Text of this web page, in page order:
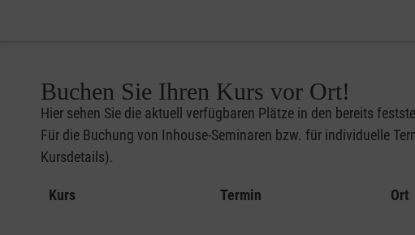
Buchen Sie Ihren Kurs vor Ort!
Hier sehen Sie die aktuell verfügbaren Plätze in den bereits
Für die Buchung von Inhouse-Seminaren bzw. für individuelle
Kursdetails).
Kurs Termin Ort